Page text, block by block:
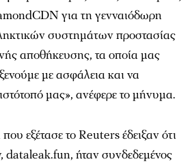
για τη γενναιόδωρη
συστημάτων προστασίας
αποθήκευσης, τα οποία μας
με ασφάλεια και να
μας», ανέφερε το μήνυμα.
εξέτασε το Reuters έδειξαν ότι
dataleak.fun, ήταν συνδεδεμένος